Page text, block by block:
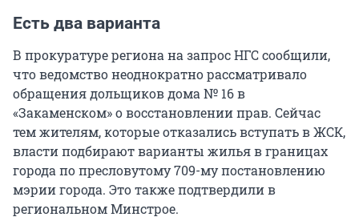
Есть два варианта
В прокуратуре региона на запрос НГС сообщили,
что ведомство неоднократно рассматривало
обращения дольщиков дома № 16 в
«Закаменском» о восстановлении прав. Сейчас
тем жителям, которые отказались вступать в ЖСК,
власти подбирают варианты жилья в границах
города по пресловутому 709-му постановлению
мэрии города. Это также подтвердили в
региональном Минстрое.